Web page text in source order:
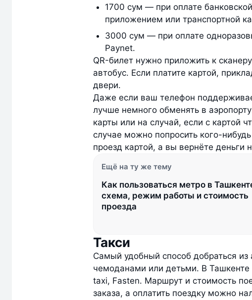
1700 сум — при оплате
приложением или транспортной
3000 сум — при оплате
Paynet.
QR-билет нужно приложить к
автобус. Если платите картой,
двери.
Даже если ваш телефон
лучше немного обменять в
карты или на случай, если с картой
случае можно попросить кого-
проезд картой, а вы вернёте деньги
Ещё на ту же тему
Как пользоваться метро в
схема, режим работы и стоимость
проезда
Такси
Самый удобный способ добраться
чемоданами или детьми. В Ташкенте
taxi, Fasten. Маршрут и стоимость
заказа, а оплатить поездку можно